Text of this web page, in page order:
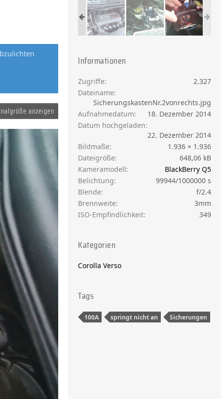
anzeigen
Informationen
Zugriffe
2.327
Dateiname
SicherungskastenNr.2vonrechts.jpg
Aufnahmedatum
18. Dezember 2014
Datum hochgeladen
22. Dezember 2014
Bildmaße
1.936 × 1.936
Dateigröße
648,06 kB
Kameramodell
BlackBerry Q5
Belichtung
99944/1000000 s
Blende
f/2.4
Brennweite
3mm
ISO-Empfindlichkeit
349
Kategorien
Corolla Verso
Tags
100A springt nicht an Sicherungen